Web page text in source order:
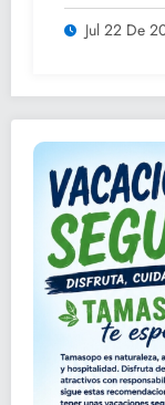
Jul 22 De